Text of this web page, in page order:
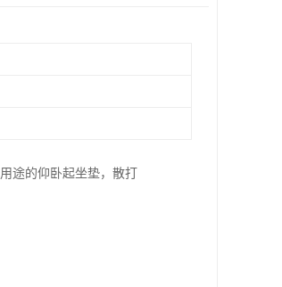
途的仰卧起坐垫，散打